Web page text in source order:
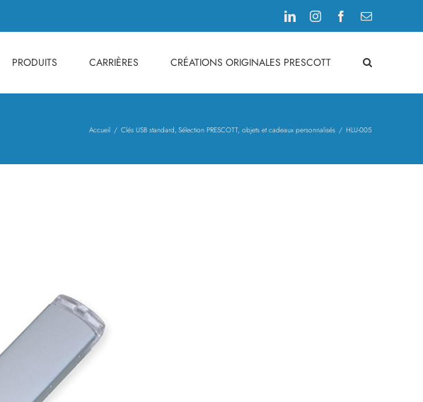
LinkedInInstagramFacebook
Email
PRODUITS CARRIÈRES CRÉATIONS ORIGINALES PRESCOTT
Accueil Clés USB standard Sélection PRESCOTT, objets et cadeaux personnalisés HLU-005